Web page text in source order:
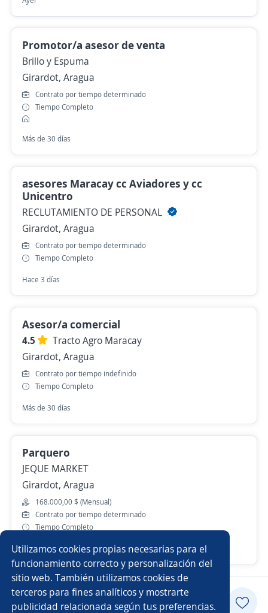
Utilizamos cookies propias necesarias para el
funcionamiento correcto y personalización del
sitio web. También utilizamos cookies de
terceros para fines analíticos y mostrarte
publicidad relacionada según tus preferencias.
Promotor/a asesor de venta
Brillo y Espuma
Girardot, Aragua
Contrato por tiempo determinado
Tiempo Completo
Más de 30 días
asesores Maracay cc Aviadores y cc
Unicentro
RECLUTAMIENTO DE PERSONAL
Girardot, Aragua
Contrato por tiempo determinado
Tiempo Completo
Hace 3 días
Asesor/a comercial
4.5
Tracto Agro Maracay
Girardot, Aragua
Contrato por tiempo indefinido
Tiempo Completo
Más de 30 días
Parquero
JEQUE MARKET
Girardot, Aragua
168.000,00 $ (Mensual)
Contrato por tiempo determinado
Tiempo Completo
10 de julio
Postularme